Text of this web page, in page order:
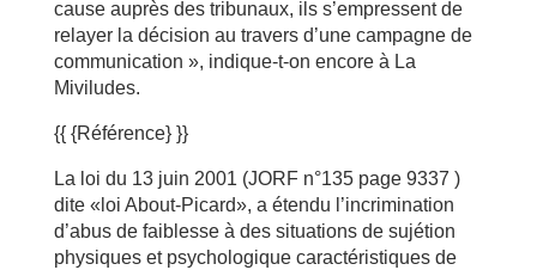
cause auprès des tribunaux, ils s’empressent de
relayer la décision au travers d’une campagne de
communication », indique-t-on encore à La
Miviludes.
{{ {Référence} }}
La loi du 13 juin 2001 (JORF n°135 page 9337 )
dite «loi About-Picard», a étendu l’incrimination
d’abus de faiblesse à des situations de sujétion
physiques et psychologique caractéristiques de